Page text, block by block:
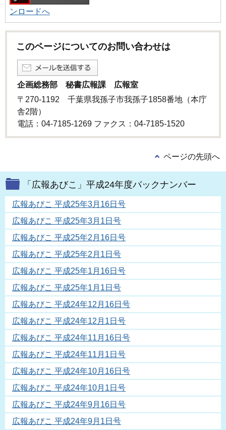
ンロードへ
このページについてのお問い合わせは
企画総務部 秘書広報課 広報室
〒270-1192 千葉県我孫子市我孫子1858番地（本庁
舎2階）
電話：04-7185-1269 ファクス：04-7185-1520
ページの先頭へ
「広報あびこ」平成24年度バックナンバー
広報あびこ 平成25年3月16日号
広報あびこ 平成25年3月1日号
広報あびこ 平成25年2月16日号
広報あびこ 平成25年2月1日号
広報あびこ 平成25年1月16日号
広報あびこ 平成25年1月1日号
広報あびこ 平成24年12月16日号
広報あびこ 平成24年12月1日号
広報あびこ 平成24年11月16日号
広報あびこ 平成24年11月1日号
広報あびこ 平成24年10月16日号
広報あびこ 平成24年10月1日号
広報あびこ 平成24年9月16日号
広報あびこ 平成24年9月1日号